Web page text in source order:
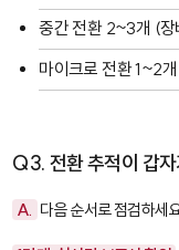
중간 전환 2~3개 (장
마이크로 전환 1~2
Q3. 전환 추적이 갑
A. 다음 순서로 점검하세